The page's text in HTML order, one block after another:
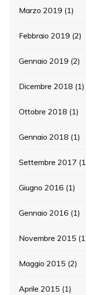
Marzo 2019 (1)
Febbraio 2019 (2)
Gennaio 2019 (2)
Dicembre 2018 (1)
Ottobre 2018 (1)
Gennaio 2018 (1)
Settembre 2017
Giugno 2016 (1)
Gennaio 2016 (1)
Novembre 2015
Maggio 2015 (2)
Aprile 2015 (1)